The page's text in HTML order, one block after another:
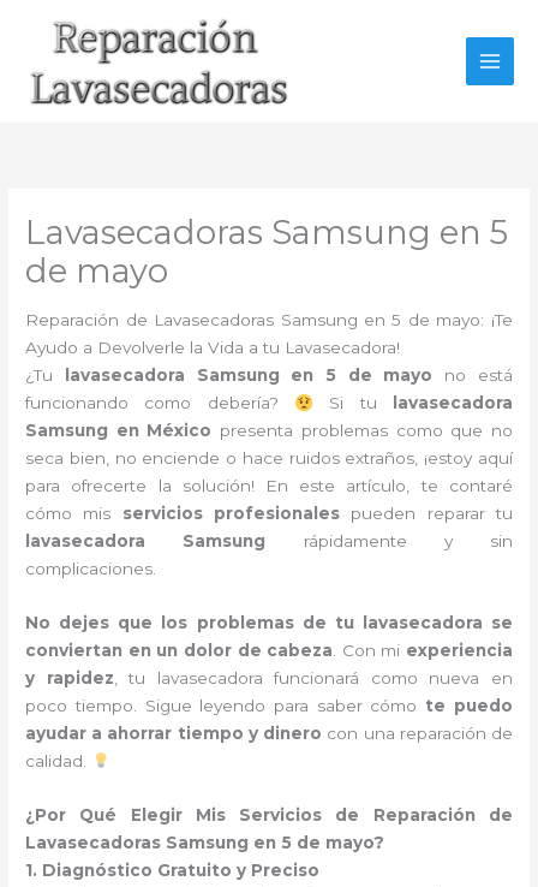
Lavasecadoras Samsung en 5
de mayo
Reparación de Lavasecadoras Samsung en 5 de mayo: ¡Te
Ayudo a Devolverle la Vida a tu Lavasecadora!
¿Tu
lavasecadora Samsung en 5 de mayo no está
funcionando como debería?
Si tu
lavasecadora
Samsung en México presenta problemas como que no
seca bien, no enciende o hace ruidos extraños, ¡estoy aquí
para ofrecerte la solución! En este artículo, te contaré
cómo mis servicios profesionales pueden reparar tu
lavasecadora Samsung rápidamente y sin
complicaciones.
No dejes que los problemas de tu lavasecadora se
conviertan en un dolor de cabeza . Con mi experiencia
y rapidez , tu lavasecadora funcionará como nueva en
poco tiempo. Sigue leyendo para saber cómo te puedo
ayudar a ahorrar tiempo y dinero con una reparación de
calidad.
¿Por Qué Elegir Mis Servicios de Reparación de
Lavasecadoras Samsung en 5 de mayo?
1. Diagnóstico Gratuito y Preciso